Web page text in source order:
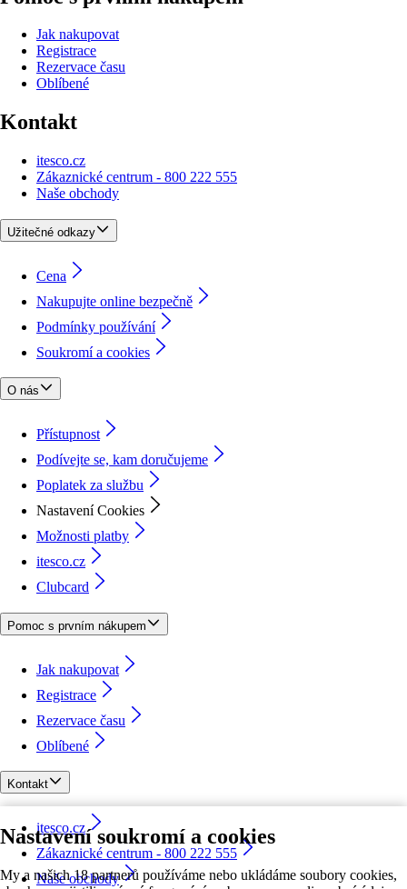
Nastavení soukromí a cookies
My a našich 18 partnerů používáme nebo ukládáme soubory cookies,
Jak nakupovat
Registrace
Rezervace času
Oblíbené
Kontakt
itesco.cz
Zákaznické centrum - 800 222 555
Naše obchody
Užitečné odkazy
Cena
Nakupujte online bezpečně
Podmínky používání
Soukromí a cookies
O nás
Přístupnost
Podívejte se, kam doručujeme
Poplatek za službu
Nastavení Cookies
Možnosti platby
itesco.cz
Clubcard
Pomoc s prvním nákupem
Jak nakupovat
Registrace
Rezervace času
Oblíbené
Kontakt
itesco.cz
Zákaznické centrum - 800 222 555
Naše obchody